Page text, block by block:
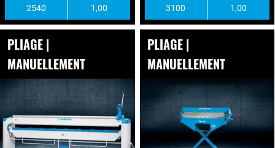
2540 1,00 3100 1,00
PLIAGE |
MANUELLEMENT
PLIAGE |
MANUELLEMENT